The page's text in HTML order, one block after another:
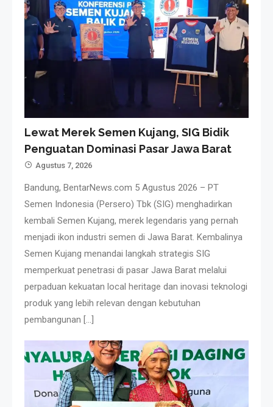
Lewat Merek Semen Kujang, SIG Bidik
Penguatan Dominasi Pasar Jawa Barat
Agustus 7, 2026
Bandung, BentarNews.com 5 Agustus 2026 – PT
Semen Indonesia (Persero) Tbk (SIG) menghadirkan
kembali Semen Kujang, merek legendaris yang pernah
menjadi ikon industri semen di Jawa Barat. Kembalinya
Semen Kujang menandai langkah strategis SIG
memperkuat penetrasi di pasar Jawa Barat melalui
perpaduan kekuatan local heritage dan inovasi teknologi
produk yang lebih relevan dengan kebutuhan
pembangunan […]